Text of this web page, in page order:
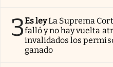
3Es leyLa Suprema
falló y no hay vuelta
invalidados los
ganado